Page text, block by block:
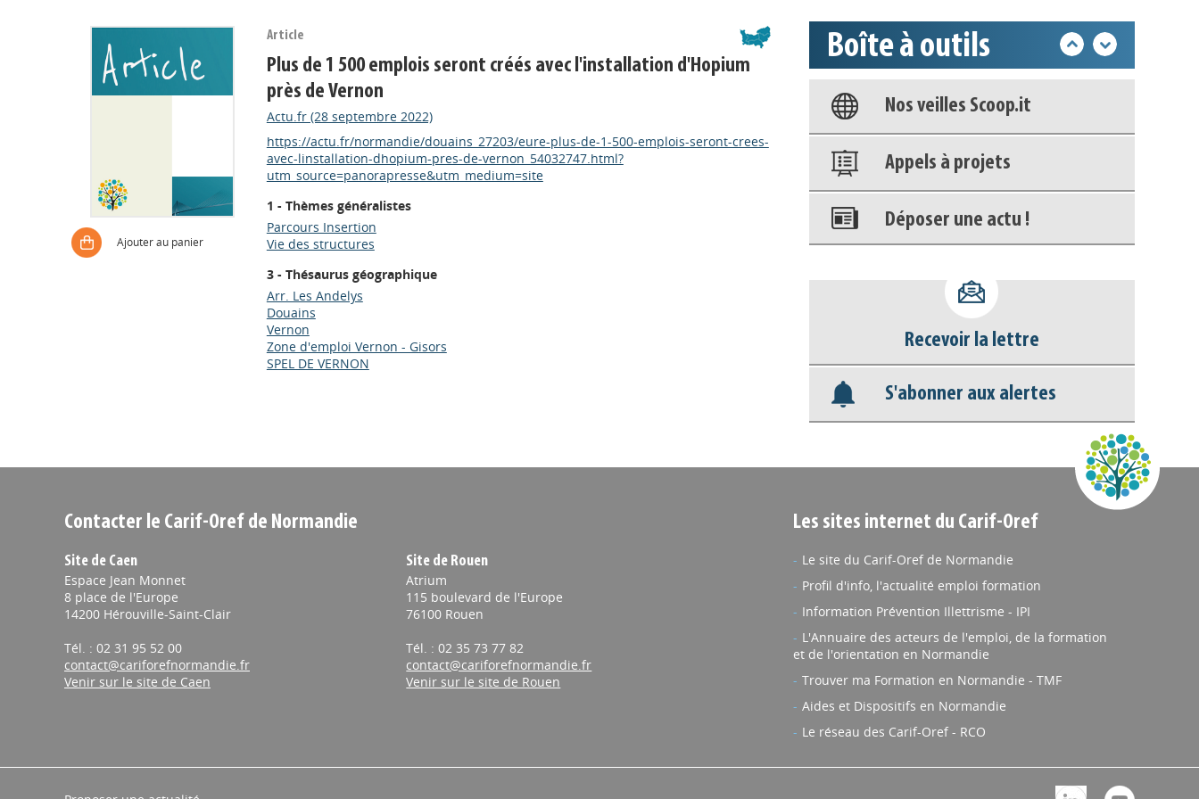
Ajouter au panier
Article
Plus de 1 500 emplois seront créés avec l'installation d'Hopium
près de Vernon
Actu.fr (28 septembre 2022)
https://actu.fr/normandie/douains_27203/eure-plus-de-1-500-emplois-seront-crees-
avec-linstallation-dhopium-pres-de-vernon_54032747.html?
utm_source=panorapresse&utm_medium=site
1 - Thèmes généralistes
Parcours Insertion
Vie des structures
3 - Thésaurus géographique
Arr. Les Andelys
Douains
Vernon
Zone d'emploi Vernon - Gisors
SPEL DE VERNON
Boîte à outils
Base documentaire
Nos veilles Scoop.it
Appels à projets
Déposer une actu !
déconnecter)
Base documentaire
Nos veilles Scoop.it
Recevoir la lettre
S'abonner aux alertes
Contacter le Carif-Oref de Normandie
Site de Caen
Espace Jean Monnet
8 place de l'Europe
14200 Hérouville-Saint-Clair
Tél. : 02 31 95 52 00
contact@cariforefnormandie.fr
Venir sur le site de Caen
Site de Rouen
Atrium
115 boulevard de l'Europe
76100 Rouen
Tél. : 02 35 73 77 82
contact@cariforefnormandie.fr
Venir sur le site de Rouen
Les sites internet du Carif-Oref
Le site du Carif-Oref de Normandie
Profil d'info, l'actualité emploi formation
Information Prévention Illettrisme - IPI
L'Annuaire des acteurs de l'emploi, de la formation
et de l'orientation en Normandie
Trouver ma Formation en Normandie - TMF
Aides et Dispositifs en Normandie
Le réseau des Carif-Oref - RCO